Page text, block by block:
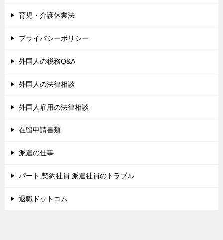
育児・介護休業法
プライバシーポリシー
外国人の税務Q&A
外国人の法律相談
外国人雇用の法律相談
在留申請書類
派遣の仕事
パート,契約社員,派遣社員のトラブル
退職ドットコム